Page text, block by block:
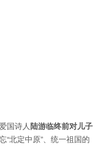
国诗人陆游临终前对儿子
“北定中原”、统一祖国的